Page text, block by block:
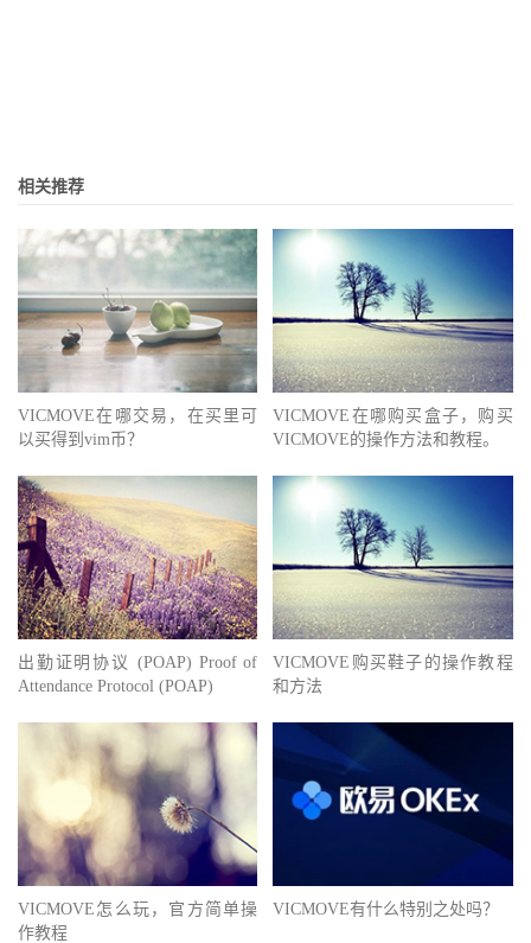
相关推荐
VICMOVE在哪交易，在买里可
以买得到vim币？
VICMOVE在哪购买盒子，购买
VICMOVE的操作方法和教程。
出勤证明协议 (POAP) Proof of
Attendance Protocol (POAP)
VICMOVE购买鞋子的操作教程
和方法
VICMOVE怎么玩，官方简单操
作教程
VICMOVE有什么特别之处吗？